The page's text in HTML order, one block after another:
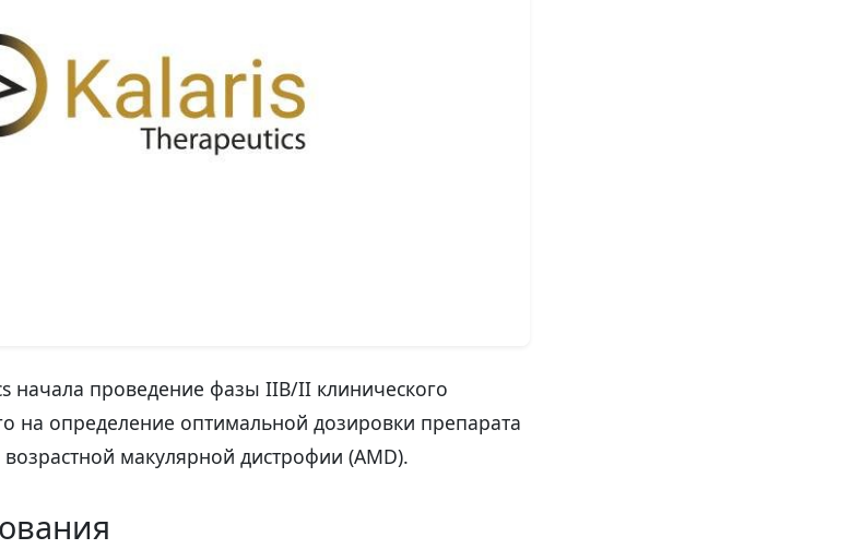
начала проведение фазы IIB/II клинического
на определение оптимальной дозировки препарата
макулярной дистрофии (AMD).